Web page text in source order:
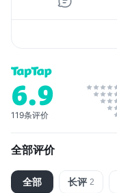
6.9
119条评价
全部评价
全部 长评 2